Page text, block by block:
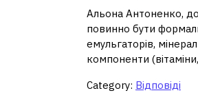
Альона Антоненко,
повинно бути
емульгаторів,
компоненти
Category: Відповіді